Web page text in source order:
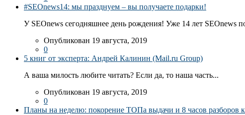
#SEOnews14: мы празднуем – вы получаете подарки!
У SEOnews сегодняшнее день рождения! Уже 14 лет SEOnews
Опубликован 19 августа, 2019
0
5 книг от эксперта: Андрей Калинин (Mail.ru Group)
А ваша милость любите читать? Если да, то наша часть...
Опубликован 19 августа, 2019
0
Планы на неделю: покорение ТОПа выдачи и 8 часов разборов